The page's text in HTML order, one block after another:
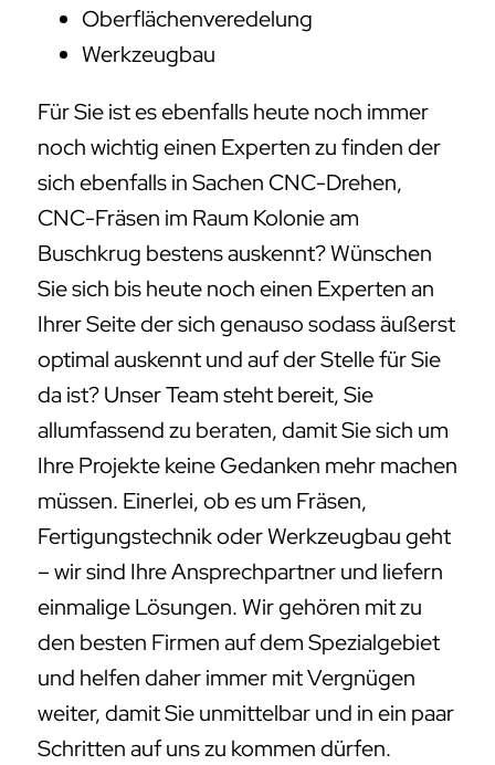
Oberflächenveredelung
Werkzeugbau
Für Sie ist es ebenfalls heute noch immer
noch wichtig einen Experten zu finden der
sich ebenfalls in Sachen CNC-Drehen,
CNC-Fräsen im Raum Kolonie am
Buschkrug bestens auskennt? Wünschen
Sie sich bis heute noch einen Experten an
Ihrer Seite der sich genauso sodass äußerst
optimal auskennt und auf der Stelle für Sie
da ist? Unser Team steht bereit, Sie
allumfassend zu beraten, damit Sie sich um
Ihre Projekte keine Gedanken mehr machen
müssen. Einerlei, ob es um Fräsen,
Fertigungstechnik oder Werkzeugbau geht
– wir sind Ihre Ansprechpartner und liefern
einmalige Lösungen. Wir gehören mit zu
den besten Firmen auf dem Spezialgebiet
und helfen daher immer mit Vergnügen
weiter, damit Sie unmittelbar und in ein paar
Schritten auf uns zu kommen dürfen.